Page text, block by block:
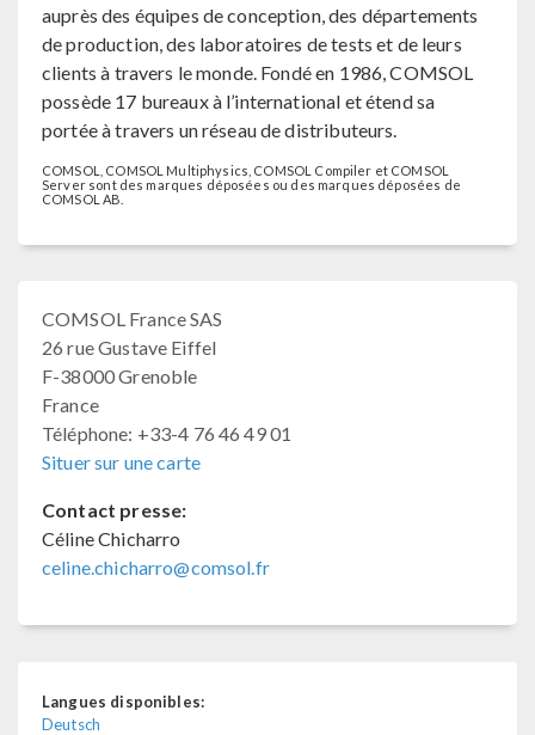
auprès des équipes de conception, des départements
de production, des laboratoires de tests et de leurs
clients à travers le monde. Fondé en 1986, COMSOL
possède 17 bureaux à l’international et étend sa
portée à travers un réseau de distributeurs.
COMSOL, COMSOL Multiphysics, COMSOL Compiler et COMSOL
Server sont des marques déposées ou des marques déposées de
COMSOL AB.
COMSOL France SAS
26 rue Gustave Eiffel
F-38000 Grenoble
France
Téléphone: +33-4 76 46 49 01
Situer sur une carte
Contact presse:
Céline Chicharro
celine.chicharro@comsol.fr
Langues disponibles:
Deutsch